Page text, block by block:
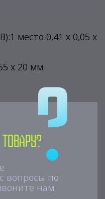
место 0,41 х 0,05 х
х 20 мм
вопросы по
нам